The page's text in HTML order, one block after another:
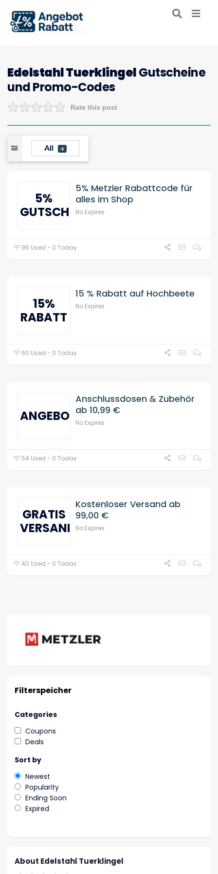
Edelstahl TuerklingelGutscheine
und Promo-Codes
Rate this post
All 4
5%
GUTSCHIEN
5% Metzler Rabattcode für
alles im Shop
No Expires
95 Used - 0 Today
15%
RABATT
15 % Rabatt auf Hochbeete
No Expires
60 Used - 0 Today
ANGEBOT
Anschlussdosen & Zubehör
ab 10,99 €
No Expires
54 Used - 0 Today
GRATIS
VERSAND
Kostenloser Versand ab
99,00 €
No Expires
40 Used - 0 Today
Filterspeicher
Categories
Coupons
Deals
Sort by
Newest
Popularity
Ending Soon
Expired
About Edelstahl Tuerklingel